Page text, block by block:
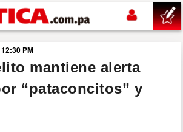
principal
PM
mantiene alerta
“pataconcitos” y